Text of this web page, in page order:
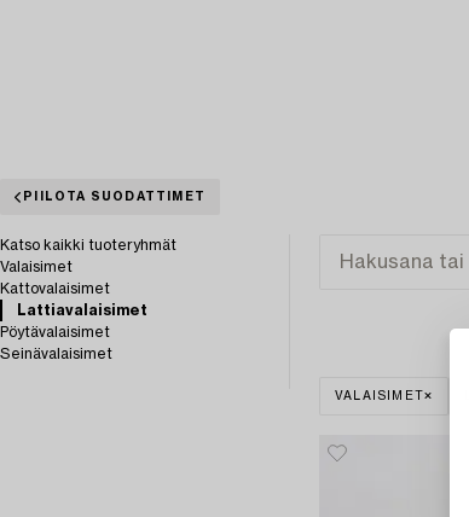
PIILOTA SUODATTIMET
Katso kaikki tuoteryhmät
Valaisimet
Kattovalaisimet
Lattiavalaisimet
Pöytävalaisimet
Seinävalaisimet
VALAISIMET